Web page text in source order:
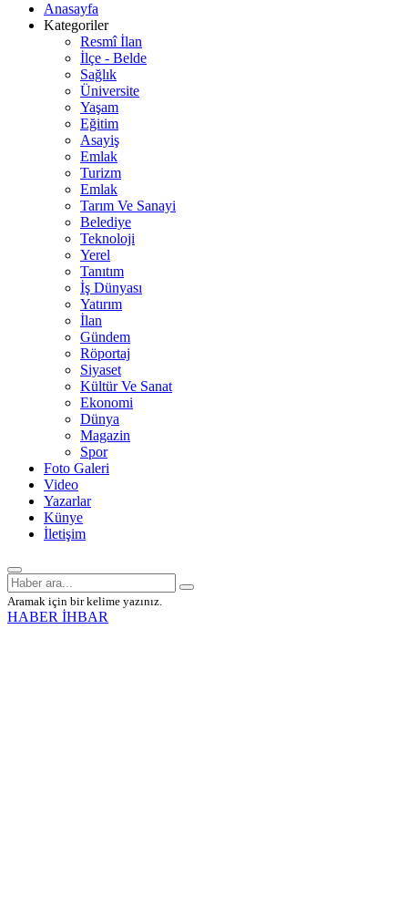
Anasayfa
Kategoriler
Resmî İlan
İlçe - Belde
Sağlık
Üniversite
Yaşam
Eğitim
Asayiş
Emlak
Turizm
Emlak
Tarım Ve Sanayi
Belediye
Teknoloji
Yerel
Tanıtım
İş Dünyası
Yatırım
İlan
Gündem
Röportaj
Siyaset
Kültür Ve Sanat
Ekonomi
Dünya
Magazin
Spor
Foto Galeri
Video
Yazarlar
Künye
İletişim
Aramak için bir kelime yazınız.
HABER İHBAR